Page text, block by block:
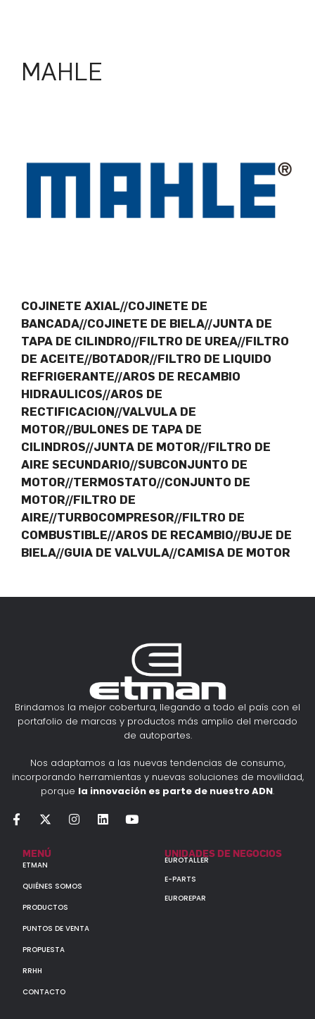
MAHLE
COJINETE AXIAL//COJINETE DE
BANCADA//COJINETE DE BIELA//JUNTA DE
TAPA DE CILINDRO//FILTRO DE UREA//FILTRO
DE ACEITE//BOTADOR//FILTRO DE LIQUIDO
REFRIGERANTE//AROS DE RECAMBIO
HIDRAULICOS//AROS DE
RECTIFICACION//VALVULA DE
MOTOR//BULONES DE TAPA DE
CILINDROS//JUNTA DE MOTOR//FILTRO DE
AIRE SECUNDARIO//SUBCONJUNTO DE
MOTOR//TERMOSTATO//CONJUNTO DE
MOTOR//FILTRO DE
AIRE//TURBOCOMPRESOR//FILTRO DE
COMBUSTIBLE//AROS DE RECAMBIO//BUJE DE
BIELA//GUIA DE VALVULA//CAMISA DE MOTOR
Brindamos la mejor cobertura, llegando a todo el país con el
portafolio de marcas y productos más amplio del mercado
de autopartes.
Nos adaptamos a las nuevas tendencias de consumo,
incorporando herramientas y nuevas soluciones de movilidad,
porque la innovación es parte de nuestro ADN.
MENÚ
ETMAN
QUIÉNES SOMOS
PRODUCTOS
PUNTOS DE VENTA
PROPUESTA
RRHH
CONTACTO
UNIDADES DE NEGOCIOS
EUROTALLER
E-PARTS
EUROREPAR